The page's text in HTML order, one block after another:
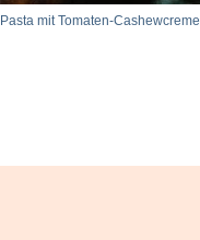
Pasta mit Tomaten-Cashewcreme